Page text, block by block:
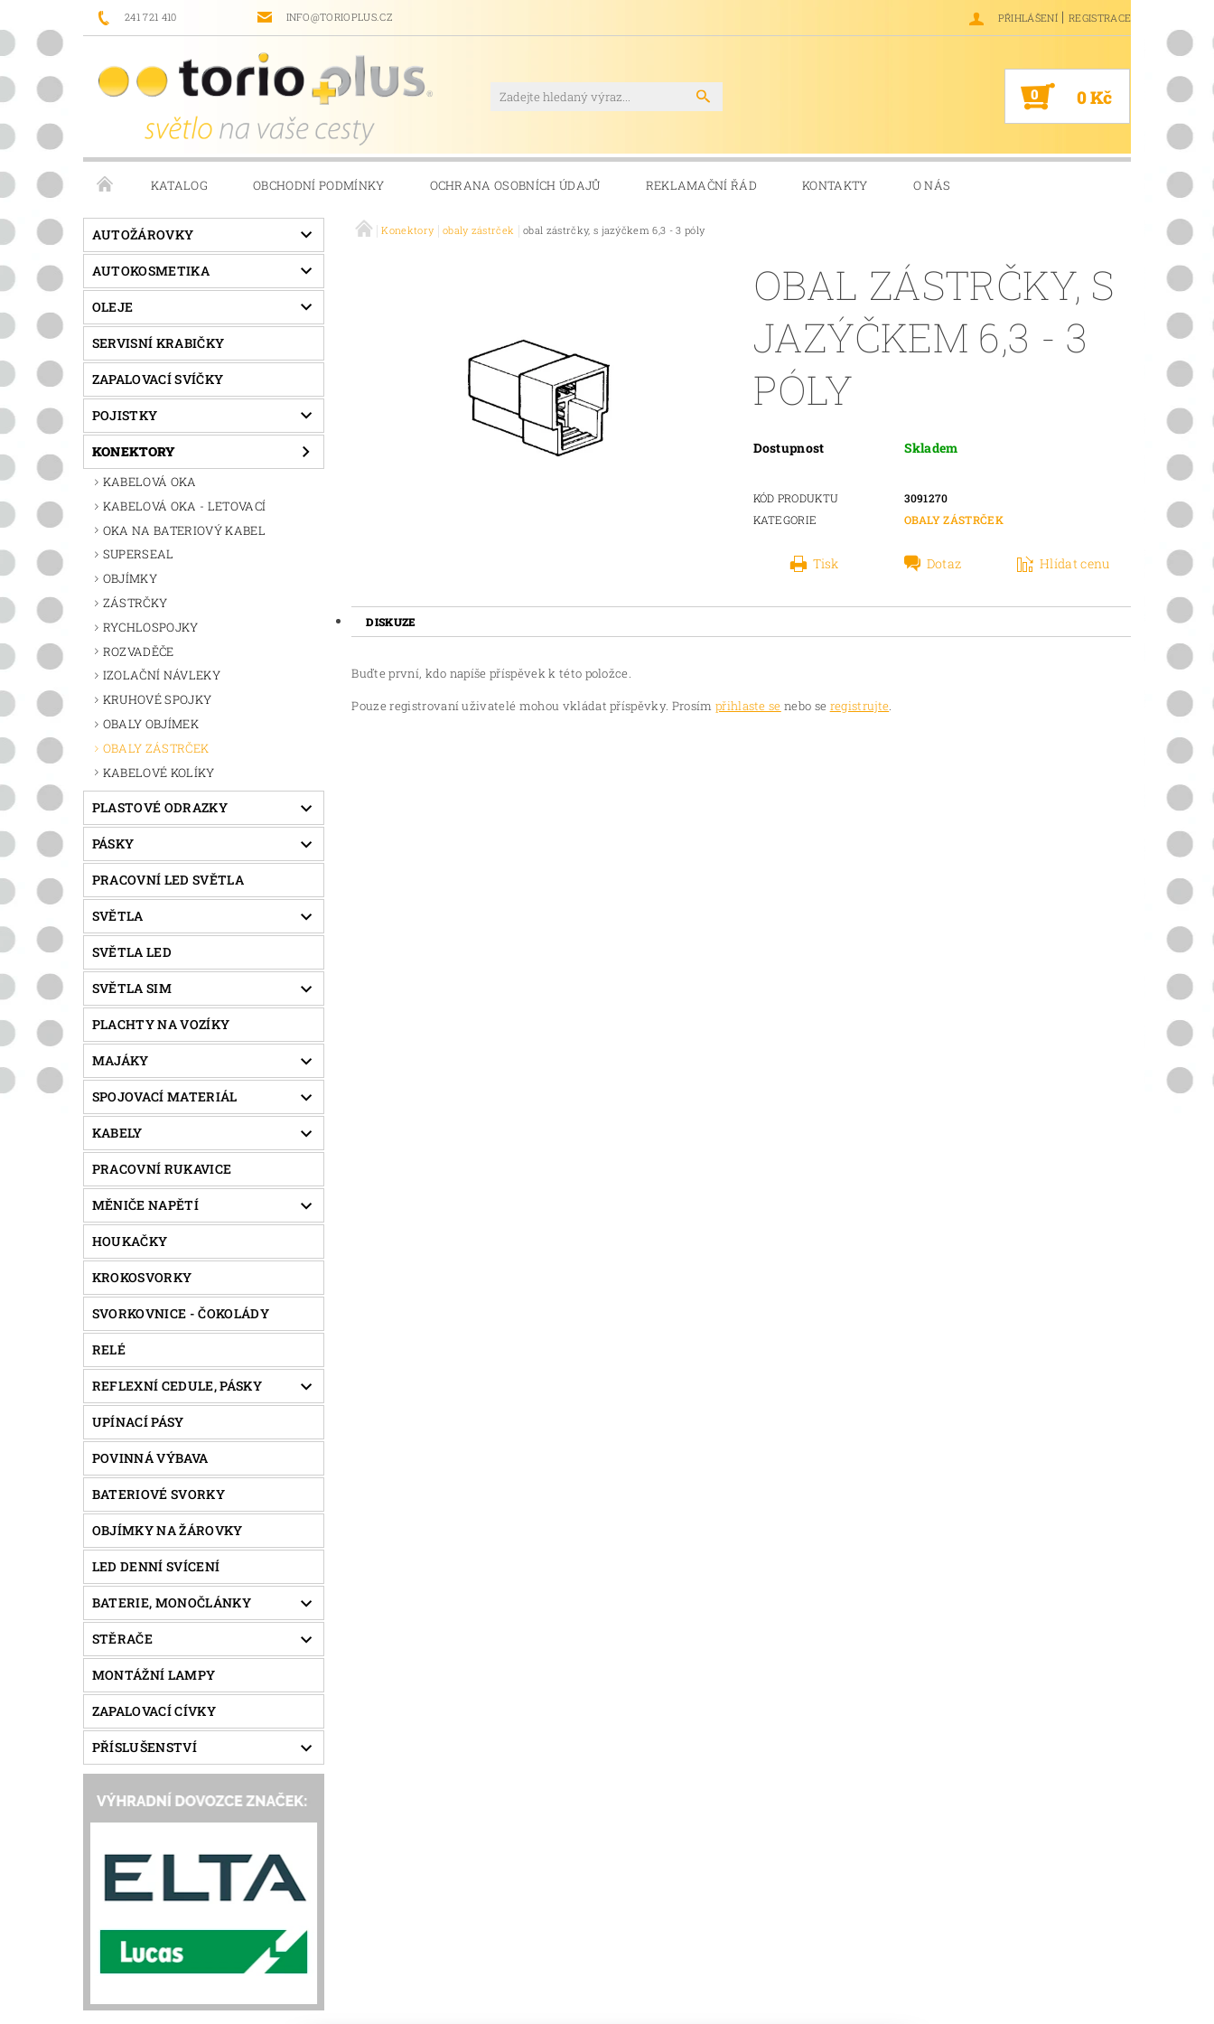
241 721 410 INFO@TORIOPLUS.CZ PŘIHLÁŠENÍ | REGISTRACE
0 0 Kč
KATALOG OBCHODNÍ PODMÍNKY OCHRANA OSOBNÍCH ÚDAJŮ REKLAMAČNÍ ŘÁD KONTAKTY O NÁS
PRODÁVANÉ ZNAČKY NAPIŠTE NÁM
AUTOŽÁROVKY
AUTOKOSMETIKA
OLEJE
SERVISNÍ KRABIČKY
ZAPALOVACÍ SVÍČKY
POJISTKY
KONEKTORY
KABELOVÁ OKA
KABELOVÁ OKA - LETOVACÍ
OKA NA BATERIOVÝ KABEL
SUPERSEAL
OBJÍMKY
ZÁSTRČKY
RYCHLOSPOJKY
ROZVADĚČE
IZOLAČNÍ NÁVLEKY
KRUHOVÉ SPOJKY
OBALY OBJÍMEK
OBALY ZÁSTRČEK
KABELOVÉ KOLÍKY
PLASTOVÉ ODRAZKY
PÁSKY
PRACOVNÍ LED SVĚTLA
SVĚTLA
SVĚTLA LED
SVĚTLA SIM
PLACHTY NA VOZÍKY
MAJÁKY
SPOJOVACÍ MATERIÁL
KABELY
PRACOVNÍ RUKAVICE
MĚNIČE NAPĚTÍ
HOUKAČKY
KROKOSVORKY
SVORKOVNICE - ČOKOLÁDY
RELÉ
REFLEXNÍ CEDULE, PÁSKY
UPÍNACÍ PÁSY
POVINNÁ VÝBAVA
BATERIOVÉ SVORKY
OBJÍMKY NA ŽÁROVKY
LED DENNÍ SVÍCENÍ
BATERIE, MONOČLÁNKY
STĚRAČE
MONTÁŽNÍ LAMPY
ZAPALOVACÍ CÍVKY
PŘÍSLUŠENSTVÍ
Konektory obaly zástrček obal zástrčky, s jazýčkem 6,3 - 3 póly
OBAL ZÁSTRČKY, S
JAZÝČKEM 6,3 - 3
PÓLY
Dostupnost Skladem
KÓD PRODUKTU
3091270
KATEGORIE
OBALY ZÁSTRČEK
Tisk Dotaz Hlídat cenu
DISKUZE
Buďte první, kdo napíše příspěvek k této položce.
Pouze registrovaní uživatelé mohou vkládat příspěvky. Prosím přihlaste se nebo se registrujte.